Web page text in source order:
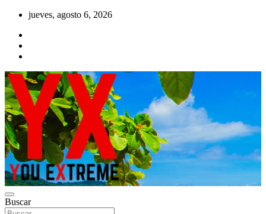
Saltar
contenido
jueves, agosto 6, 2026
YOU EXTREME
YX Deportes Extremos Lifestyle
Buscar